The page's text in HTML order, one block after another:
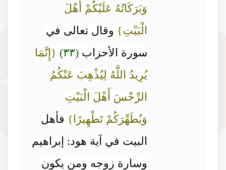
وَبَرَكَاتُهُ عَلَيْكُمْ أَهْلَ
الْبَيْتِ} وقال تعالى في
سورة الأحزاب (٣٣)
{إِنَّمَا
يُرِيدُ اللَّهُ لِيُذْهِبَ عَنْكُمُ
الرِّجْسَ أَهْلَ الْبَيْتِ
وَيُطَهِّرَكُمْ تَطْهِيرًا} فأهل
البيت في آية هود: إبراهيم
وسارة زوجه ومن يكون